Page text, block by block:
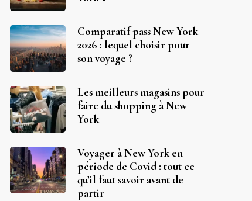
Comparatif pass New York
2026 : lequel choisir pour
son voyage ?
Les meilleurs magasins pour
faire du shopping à New
York
Voyager à New York en
période de Covid : tout ce
qu’il faut savoir avant de
partir